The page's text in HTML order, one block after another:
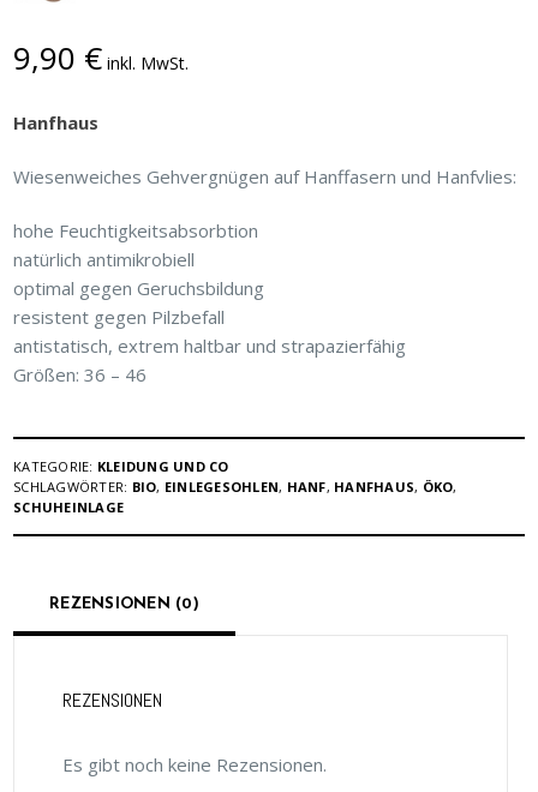
9,90 € inkl. MwSt.
Hanfhaus
Wiesenweiches Gehvergnügen auf Hanffasern und Hanfvlies:
hohe Feuchtigkeitsabsorbtion
natürlich antimikrobiell
optimal gegen Geruchsbildung
resistent gegen Pilzbefall
antistatisch, extrem haltbar und strapazierfähig
Größen: 36 – 46
KATEGORIE: KLEIDUNG UND CO
SCHLAGWÖRTER: BIO, EINLEGESOHLEN, HANF, HANFHAUS, ÖKO,
SCHUHEINLAGE
REZENSIONEN (0)
REZENSIONEN
Es gibt noch keine Rezensionen.